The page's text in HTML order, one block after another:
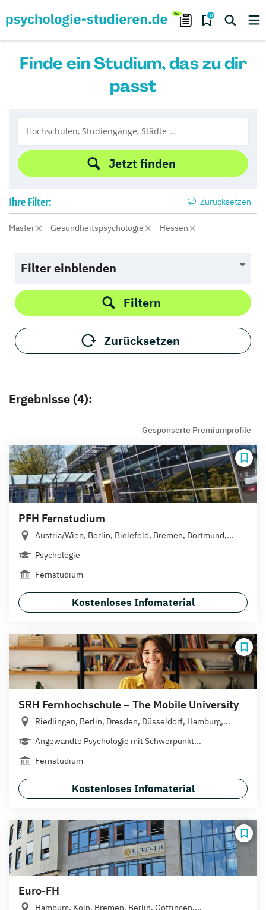
0
Finde ein Studium, das zu dir
passt
Jetzt finden
Ihre Filter: Zurücksetzen
Master Gesundheitspsychologie Hessen
Filter einblenden
Filtern
Zurücksetzen
Ergebnisse (4):
Gesponserte Premiumprofile
PFH Fernstudium
Austria/Wien, Berlin, Bielefeld, Bremen, Dortmund,...
Psychologie
Fernstudium
Kostenloses Infomaterial
SRH Fernhochschule – The Mobile University
Riedlingen, Berlin, Dresden, Düsseldorf, Hamburg,...
Angewandte Psychologie mit Schwerpunkt...
Fernstudium
Kostenloses Infomaterial
Euro-FH
Hamburg, Köln, Bremen, Berlin, Göttingen,...